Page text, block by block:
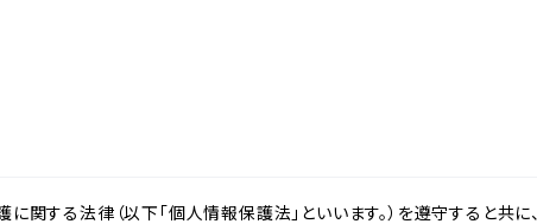
する法律（以下「個人情報保護法」といいます。）を遵守すると共に、